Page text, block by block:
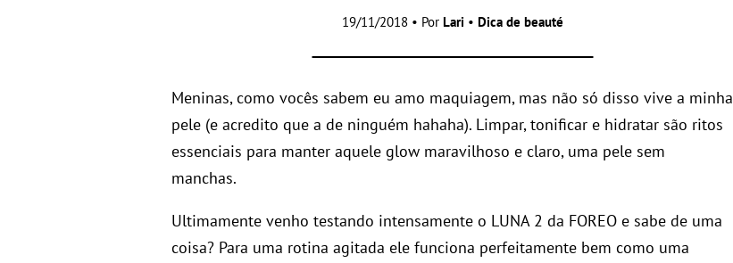
19/11/2018 • Por Lari • Dica de beauté
Meninas, como vocês sabem eu amo maquiagem, mas não só disso vive a minha
pele (e acredito que a de ninguém hahaha). Limpar, tonificar e hidratar são ritos
essenciais para manter aquele glow maravilhoso e claro, uma pele sem
manchas.
Ultimamente venho testando intensamente o LUNA 2 da FOREO e sabe de uma
coisa? Para uma rotina agitada ele funciona perfeitamente bem como uma